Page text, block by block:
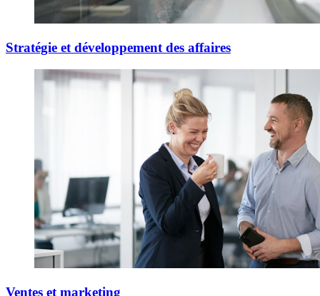
Stratégie et développement des affaires
Ventes et marketing